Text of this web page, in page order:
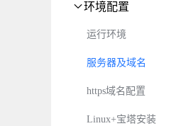
环境配置
运行环境
服务器及域名
https域名配置
Linux+宝塔安装